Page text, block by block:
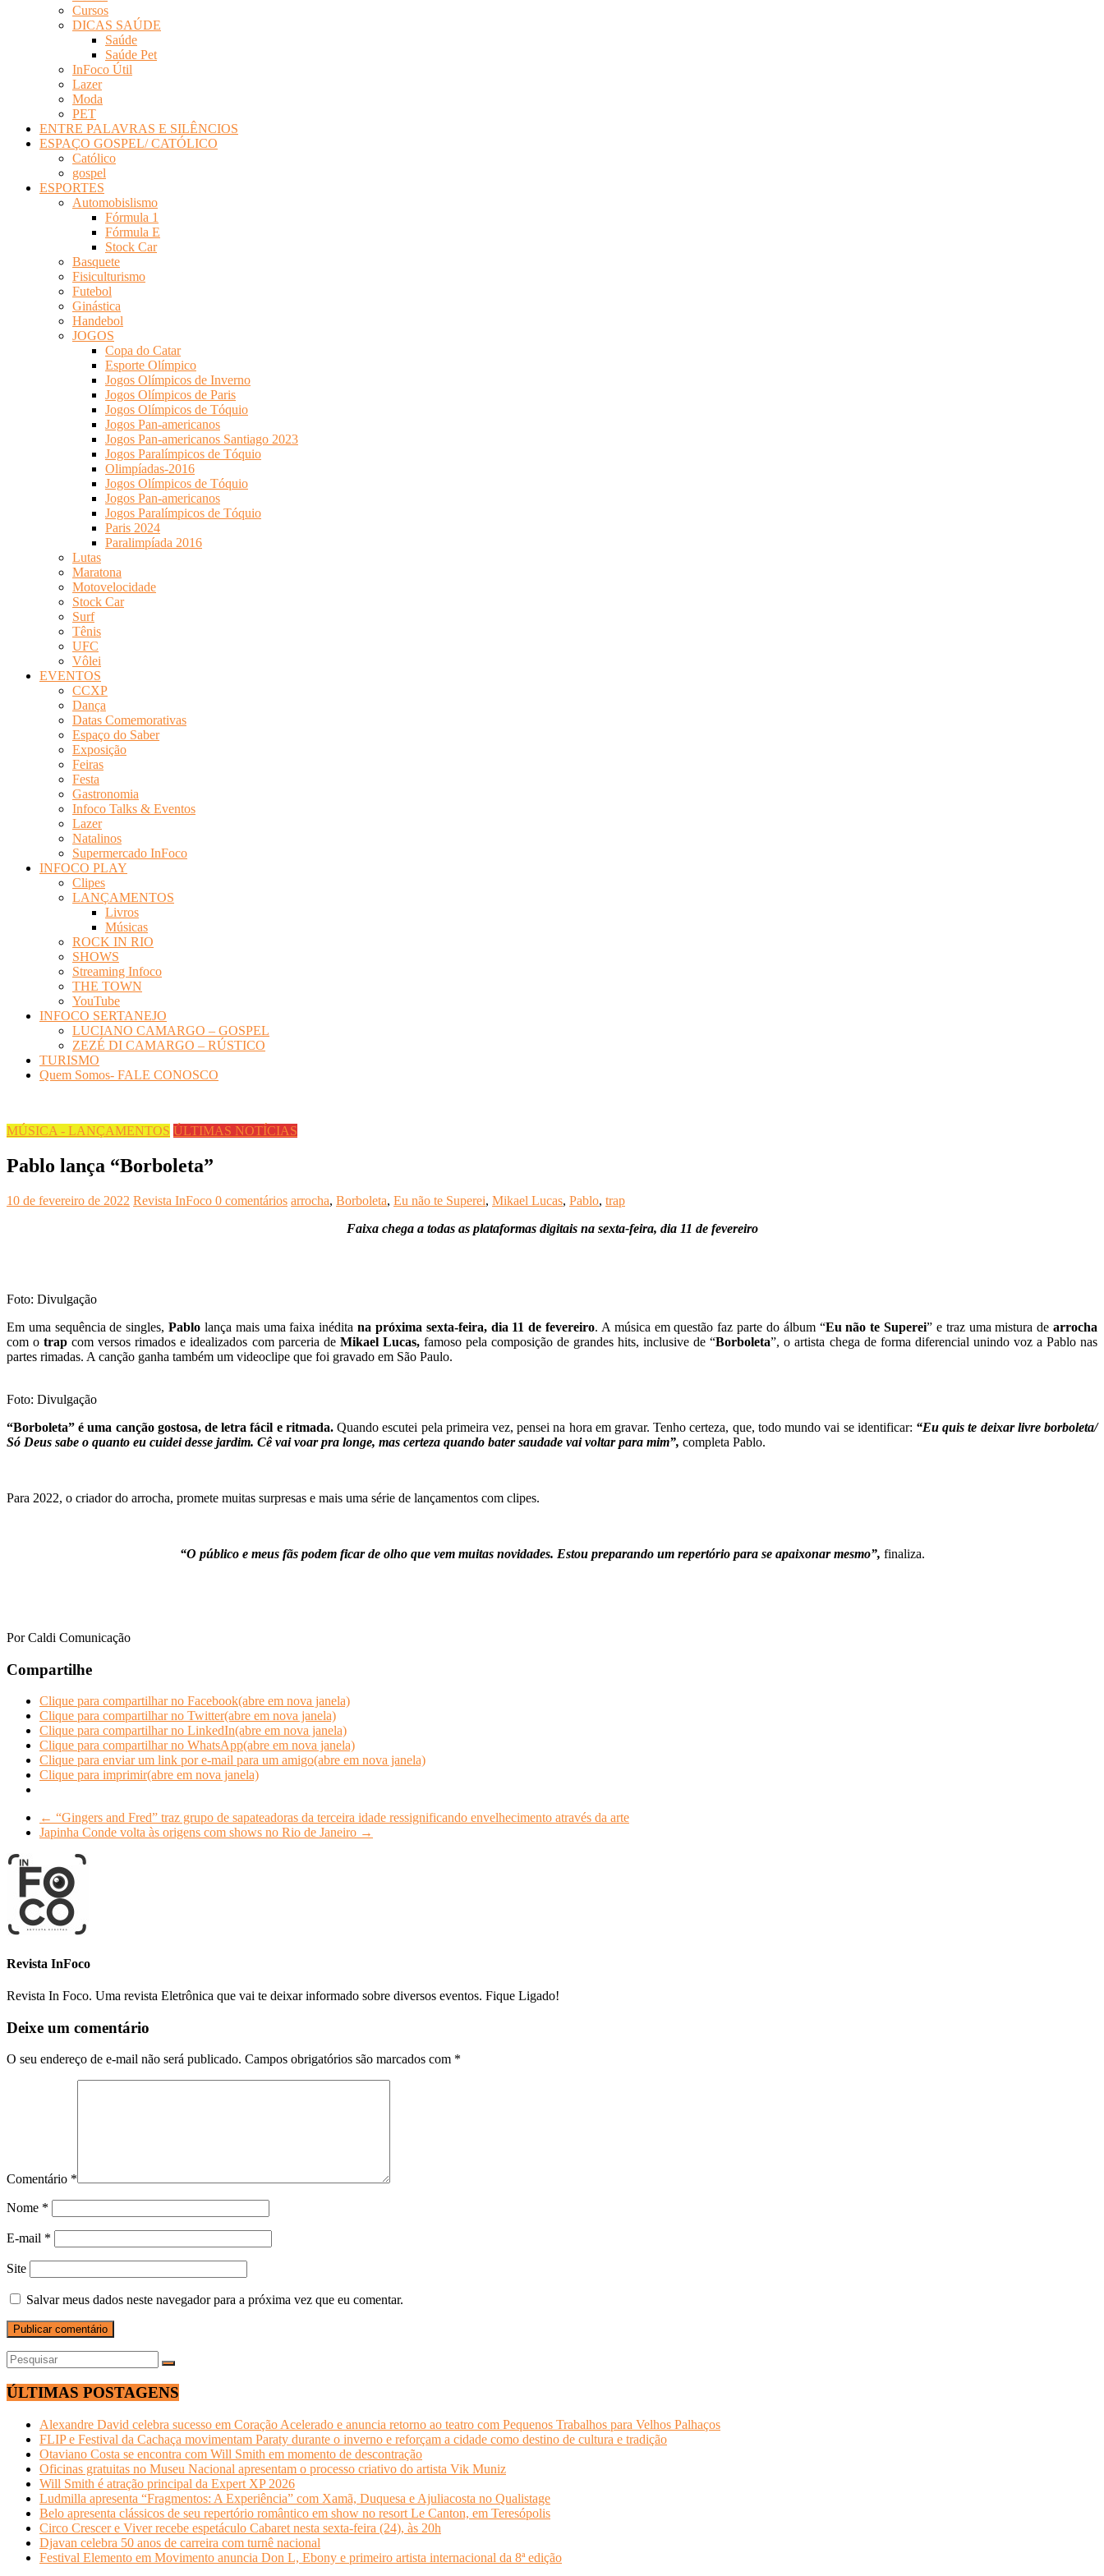
Cursos
DICAS SAÚDE
Saúde
Saúde Pet
InFoco Útil
Lazer
Moda
PET
ENTRE PALAVRAS E SILÊNCIOS
ESPAÇO GOSPEL/ CATÓLICO
Católico
gospel
ESPORTES
Automobislismo
Fórmula 1
Fórmula E
Stock Car
Basquete
Fisiculturismo
Futebol
Ginástica
Handebol
JOGOS
Copa do Catar
Esporte Olímpico
Jogos Olímpicos de Inverno
Jogos Olímpicos de Paris
Jogos Olímpicos de Tóquio
Jogos Pan-americanos
Jogos Pan-americanos Santiago 2023
Jogos Paralímpicos de Tóquio
Olimpíadas-2016
Jogos Olímpicos de Tóquio
Jogos Pan-americanos
Jogos Paralímpicos de Tóquio
Paris 2024
Paralimpíada 2016
Lutas
Maratona
Motovelocidade
Stock Car
Surf
Tênis
UFC
Vôlei
EVENTOS
CCXP
Dança
Datas Comemorativas
Espaço do Saber
Exposição
Feiras
Festa
Gastronomia
Infoco Talks & Eventos
Lazer
Natalinos
Supermercado InFoco
INFOCO PLAY
Clipes
LANÇAMENTOS
Livros
Músicas
ROCK IN RIO
SHOWS
Streaming Infoco
THE TOWN
YouTube
INFOCO SERTANEJO
LUCIANO CAMARGO – GOSPEL
ZEZÉ DI CAMARGO – RÚSTICO
TURISMO
Quem Somos- FALE CONOSCO
MÚSICA - LANÇAMENTOS ÚLTIMAS NOTÍCIAS
Pablo lança “Borboleta”
10 de fevereiro de 2022 Revista InFoco 0 comentários arrocha, Borboleta, Eu não te Superei, Mikael Lucas, Pablo, trap
Faixa chega a todas as plataformas digitais na sexta-feira, dia 11 de fevereiro
Foto: Divulgação
Em uma sequência de singles,Pablo lança mais uma faixa inéditana próxima sexta-feira, dia 11 de fevereiro. A música em questão faz parte do álbum “Eu não te Superei” e traz uma mistura de arrocha
com o trap com versos rimados e idealizados com parceria de Mikael Lucas,famoso pela composição de grandes hits, inclusive de “Borboleta”, o artista chega de forma diferencial unindo voz a Pablo nas
partes rimadas. A canção ganha também um videoclipe que foi gravado em São Paulo.
Foto: Divulgação
“Borboleta” é uma canção gostosa, de letra fácil e ritmada.Quando escutei pela primeira vez, pensei na hora em gravar. Tenho certeza, que, todo mundo vai se identificar: “Eu quis te deixar livre borboleta/
Só Deus sabe o quanto eu cuidei desse jardim. Cê vai voar pra longe, mas certeza quando bater saudade vai voltar para mim”, completa Pablo.
Para 2022, o criador do arrocha, promete muitas surpresas e mais uma série de lançamentos com clipes.
“O público e meus fãs podem ficar de olho que vem muitas novidades. Estou preparando um repertório para se apaixonar mesmo”, finaliza.
Por Caldi Comunicação
Compartilhe
Clique para compartilhar no Facebook(abre em nova janela)
Clique para compartilhar no Twitter(abre em nova janela)
Clique para compartilhar no LinkedIn(abre em nova janela)
Clique para compartilhar no WhatsApp(abre em nova janela)
Clique para enviar um link por e-mail para um amigo(abre em nova janela)
Clique para imprimir(abre em nova janela)
← “Gingers and Fred” traz grupo de sapateadoras da terceira idade ressignificando envelhecimento através da arte
Japinha Conde volta às origens com shows no Rio de Janeiro →
Revista InFoco
Revista In Foco. Uma revista Eletrônica que vai te deixar informado sobre diversos eventos. Fique Ligado!
Deixe um comentário
O seu endereço de e-mail não será publicado. Campos obrigatórios são marcados com *
Comentário *
Nome *
E-mail *
Site
Salvar meus dados neste navegador para a próxima vez que eu comentar.
ÚLTIMAS POSTAGENS
Alexandre David celebra sucesso em Coração Acelerado e anuncia retorno ao teatro com Pequenos Trabalhos para Velhos Palhaços
FLIP e Festival da Cachaça movimentam Paraty durante o inverno e reforçam a cidade como destino de cultura e tradição
Otaviano Costa se encontra com Will Smith em momento de descontração
Oficinas gratuitas no Museu Nacional apresentam o processo criativo do artista Vik Muniz
Will Smith é atração principal da Expert XP 2026
Ludmilla apresenta “Fragmentos: A Experiência” com Xamã, Duquesa e Ajuliacosta no Qualistage
Belo apresenta clássicos de seu repertório romântico em show no resort Le Canton, em Teresópolis
Circo Crescer e Viver recebe espetáculo Cabaret nesta sexta-feira (24), às 20h
Djavan celebra 50 anos de carreira com turnê nacional
Festival Elemento em Movimento anuncia Don L, Ebony e primeiro artista internacional da 8ª edição